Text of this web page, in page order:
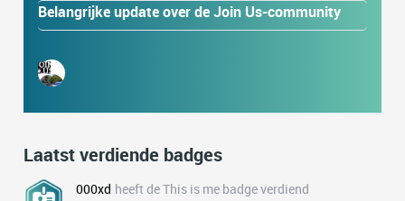
Belangrijke update over de Join Us-community
Laatst verdiende badges
000xd heeft de This is me badge verdiend